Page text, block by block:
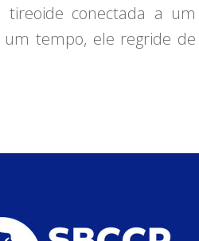
tireoide conectada a um
um tempo, ele regride de